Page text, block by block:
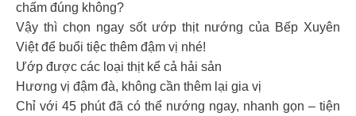
chấm đúng không?
Vậy thì chọn ngay sốt ướp thịt nướng của Bếp Xuyên
Việt để buổi tiệc thêm đậm vị nhé!
Ướp được các loại thịt kể cả hải sản
Hương vị đậm đà, không cần thêm lại gia vị
Chỉ với 45 phút đã có thể nướng ngay, nhanh gọn – tiện